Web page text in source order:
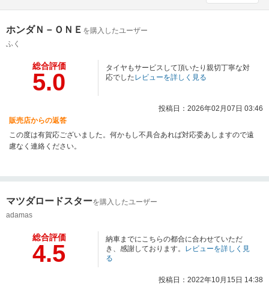
ホンダＮ－ＯＮＥ を購入したユーザー
ふく
総合評価
5.0
タイヤもサービスして頂いたり親切丁寧な対
応でしたレビューを詳しく見る
投稿日：2026年02月07日 03:46
販売店からの返答
この度は有賀応ございました。何かもし不具合あれば対応委あしますので遠
慮なく連絡ください。
マツダロードスターを購入したユーザー
adamas
総合評価
4.5
納車までにこちらの都合に合わせていただ
き、感謝しております。 レビューを詳しく見
る
投稿日：2022年10月15日 14:38